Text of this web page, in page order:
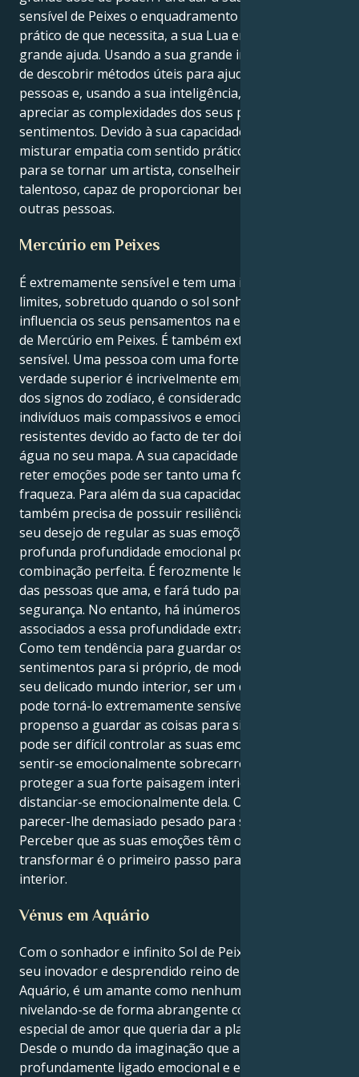
sensível de Peixes o enquadramento concetual e
prático de que necessita, a sua Lua em Virgem é de
grande ajuda. Usando a sua grande intuição, é capaz
de descobrir métodos úteis para ajudar outras
pessoas e, usando a sua inteligência, é capaz de
apreciar as complexidades dos seus próprios
sentimentos. Devido à sua capacidade única de
misturar empatia com sentido prático, tem potencial
para se tornar um artista, conselheiro ou curandeiro
talentoso, capaz de proporcionar benefícios reais a
outras pessoas.
Mercúrio em Peixes
É extremamente sensível e tem uma imaginação sem
limites, sobretudo quando o sol sonhador de Peixes
influencia os seus pensamentos na esfera emocional
de Mercúrio em Peixes. É também extremamente
sensível. Uma pessoa com uma forte crença numa
verdade superior é incrivelmente empática. Como um
dos signos do zodíaco, é considerado um dos
indivíduos mais compassivos e emocionalmente
resistentes devido ao facto de ter dois signos de
água no seu mapa. A sua capacidade de absorver e
reter emoções pode ser tanto uma força como uma
fraqueza. Para além da sua capacidade de pensar,
também precisa de possuir resiliência emocional. O
seu desejo de regular as suas emoções e a sua
profunda profundidade emocional podem ser a
combinação perfeita. É ferozmente leal e protetor
das pessoas que ama, e fará tudo para garantir a sua
segurança. No entanto, há inúmeros problemas
associados a essa profundidade extraordinária.
Como tem tendência para guardar os seus
sentimentos para si próprio, de modo a proteger o
seu delicado mundo interior, ser um duplo de Peixes
pode torná-lo extremamente sensível e mais
propenso a guardar as coisas para si próprio. Como
pode ser difícil controlar as suas emoções, pode
sentir-se emocionalmente sobrecarregado. Para
proteger a sua forte paisagem interior, pode tentar
distanciar-se emocionalmente dela. O mundo pode
parecer-lhe demasiado pesado para suportar.
Perceber que as suas emoções têm o poder de o
transformar é o primeiro passo para alcançar a paz
interior.
Vénus em Aquário
Com o sonhador e infinito Sol de Peixes a pousar no
seu inovador e desprendido reino de Vénus em
Aquário, é um amante como nenhum outro;
nivelando-se de forma abrangente com aquele tipo
especial de amor que queria dar a planetas inteiros.
Desde o mundo da imaginação que anseia por estar
profundamente ligado emocional e espiritualmente,